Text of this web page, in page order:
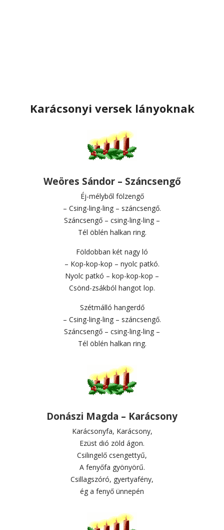
Karácsonyi versek lányoknak
Weöres Sándor – Száncsengő
Éj-mélyből fölzengő
– Csing-ling-ling – száncsengő.
Száncsengő – csing-ling-ling –
Tél öblén halkan ring.
Földobban két nagy ló
– Kop-kop-kop – nyolc patkó.
Nyolc patkó – kop-kop-kop –
Csönd-zsákból hangot lop.
Szétmálló hangerdő
– Csing-ling-ling – száncsengő.
Száncsengő – csing-ling-ling –
Tél öblén halkan ring.
Donászi Magda – Karácsony
Karácsonyfa, Karácsony,
Ezüst dió zöld ágon.
Csilingelő csengettyű,
A fenyőfa gyönyörű.
Csillagszóró, gyertyafény,
ég a fenyő ünnepén